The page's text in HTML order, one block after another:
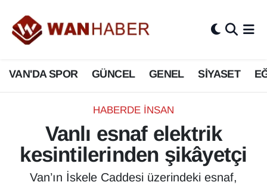
VAN'DA SPOR GÜNCEL GENEL SİYASET
HABERDE İNSAN
Vanlı esnaf elektrik
kesintilerinden şikâyetçi
Van’ın İskele Caddesi üzerindeki esnaf,
3.SAYFA
ASAYİŞ
BİLİM VE TEKNOLOJİ
Biyografi
Van Nöbetçi Eczaneler
Van Hava Durumu
Van Namaz Vakitleri
Van Trafik Yoğunluk Haritası
Süper Lig Puan Durumu ve Fikstür